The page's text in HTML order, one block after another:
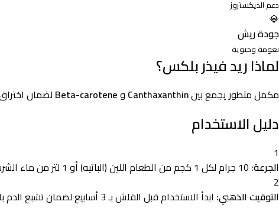
دعم الديكستروز
💎
جودة ريش
نعومة وحيوية
لماذا ريد فيذر بلكس؟
مكمل متطور يجمع بينCanthaxanthin وBeta-carotene لضمان
دليل الاستخدام
1
الجرعة:
2
التوقيت الذهبي: ابدأ الاستخدام قبل القلش بـ 3 أسابيع لضمان تشبع الدم بالصبغة.